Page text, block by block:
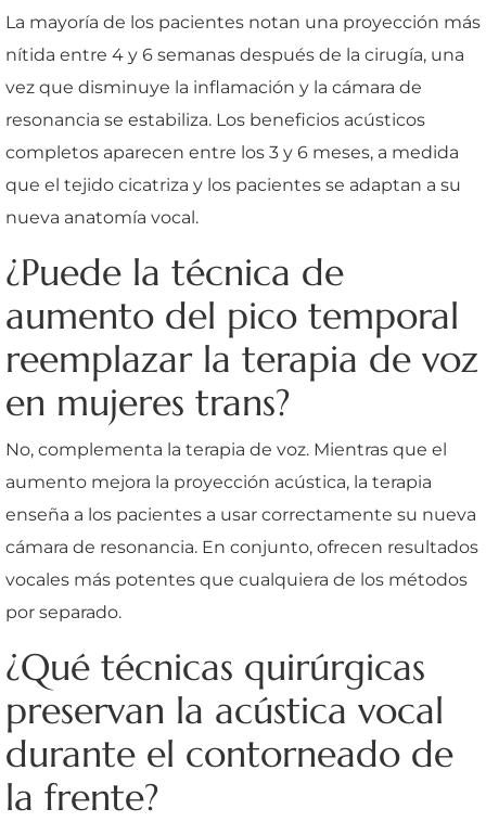
La mayoría de los pacientes notan una proyección más
nítida entre 4 y 6 semanas después de la cirugía, una
vez que disminuye la inflamación y la cámara de
resonancia se estabiliza. Los beneficios acústicos
completos aparecen entre los 3 y 6 meses, a medida
que el tejido cicatriza y los pacientes se adaptan a su
nueva anatomía vocal.
¿Puede la técnica de
aumento del pico temporal
reemplazar la terapia de voz
en mujeres trans?
No, complementa la terapia de voz. Mientras que el
aumento mejora la proyección acústica, la terapia
enseña a los pacientes a usar correctamente su nueva
cámara de resonancia. En conjunto, ofrecen resultados
vocales más potentes que cualquiera de los métodos
por separado.
¿Qué técnicas quirúrgicas
preservan la acústica vocal
durante el contorneado de
la frente?